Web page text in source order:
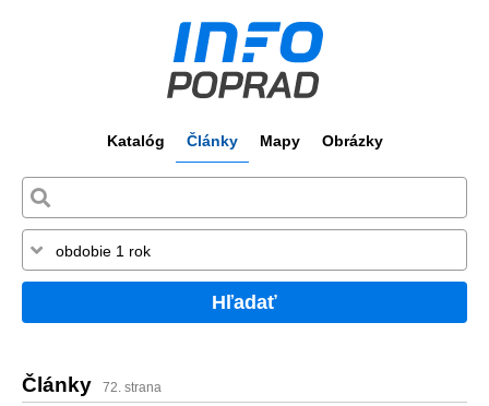
Katalóg Články Mapy Obrázky
Hľadať
Články 72. strana